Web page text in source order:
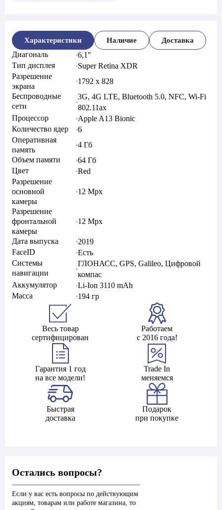
Характеристики Наличие Доставка
Диагональ
6,1"
Тип дисплея
Super Retina XDR
Разрешение
экрана
1792 x 828
Беспроводные
сети
3G, 4G LTE, Bluetooth 5.0, NFC, Wi-Fi
802.11ax
Процессор
Apple A13 Bionic
Количество ядер
6
Оперативная
память
4 Гб
Объем памяти
64 Гб
Цвет
Red
Разрешение
основной
камеры
12 Mpx
Разрешение
фронтальной
камеры
12 Mpx
Дата выпуска
2019
FaceID
Есть
Системы
навигации
ГЛОНАСС, GPS, Galileo, Цифровой
компас
Аккумулятор
Li-Ion 3110 mAh
Масса
194 гр
Весь товар
сертифицирован
Работаем
с 2016 года!
Гарантия 1 год
на все модели!
Trade In
меняемся
Быстрая
доставка
Подарок
при покупке
Остались вопросы?
Если у вас есть вопросы по действующим
акциям, товарам или работе магазина, то